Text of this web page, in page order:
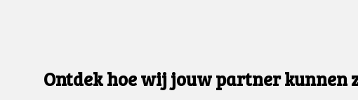
Ontdek hoe wij jouw partner kunnen